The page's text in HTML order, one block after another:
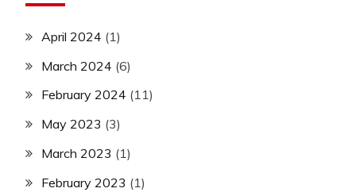
April 2024 (1)
March 2024 (6)
February 2024 (11)
May 2023 (3)
March 2023 (1)
February 2023 (1)